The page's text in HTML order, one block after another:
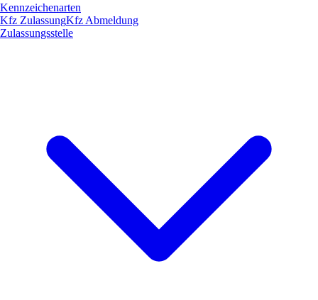
Kennzeichenarten
Kfz ZulassungKfz Abmeldung
Zulassungsstelle